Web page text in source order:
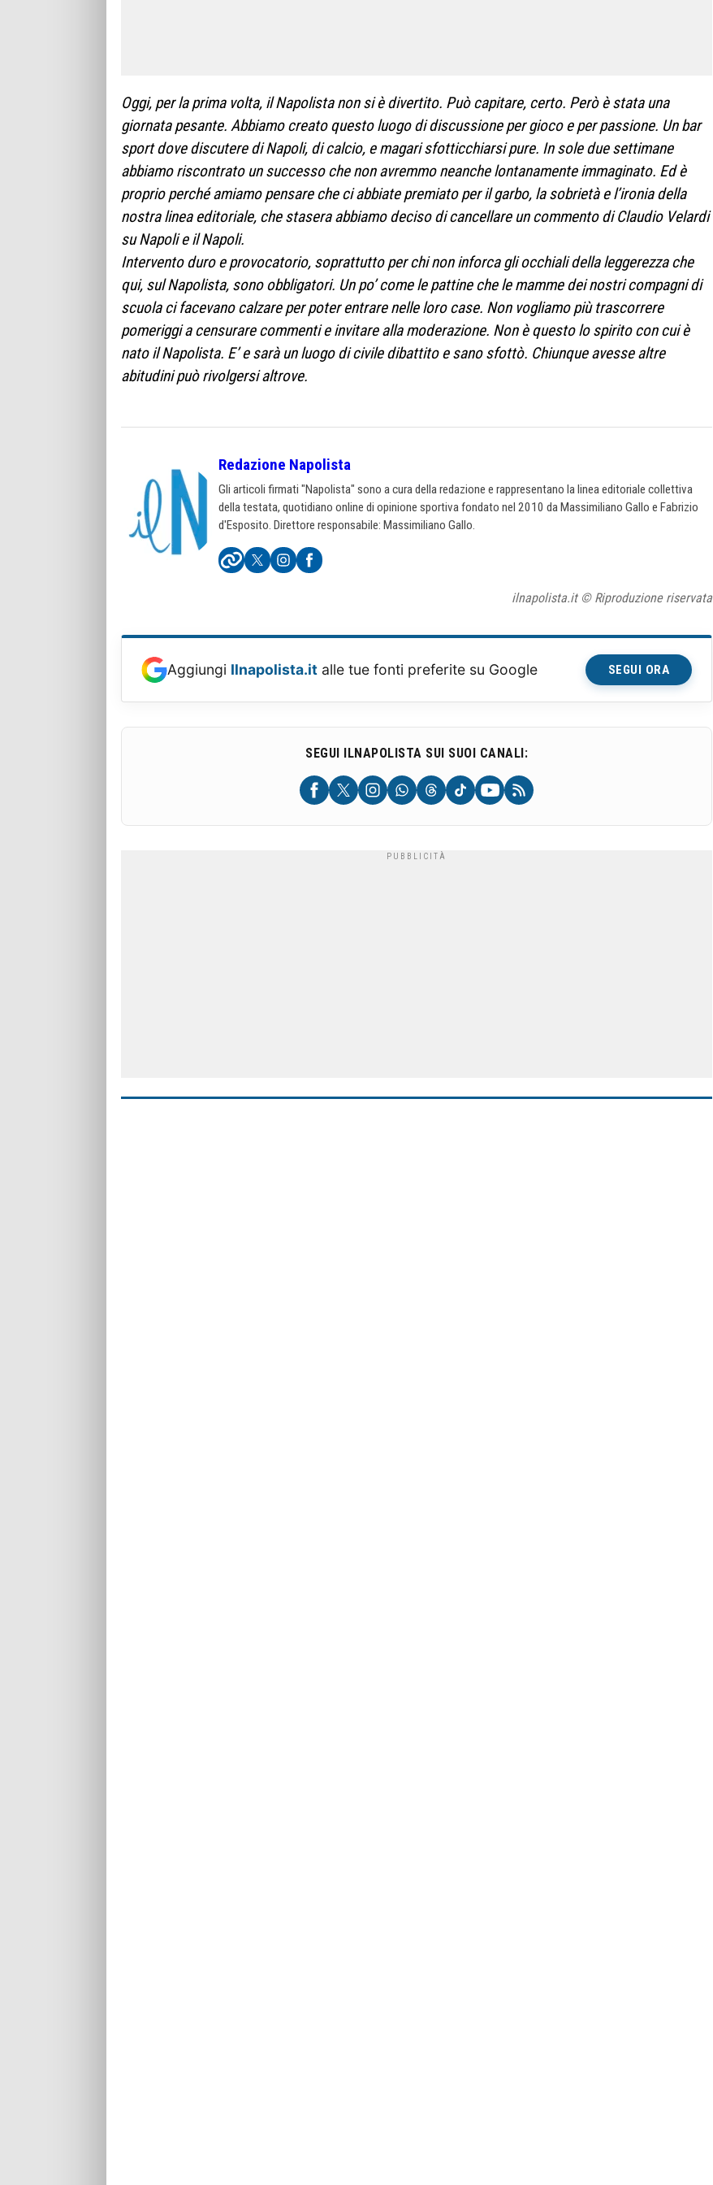
Oggi, per la prima volta, il Napolista non si è divertito. Può capitare, certo. Però è stata una
giornata pesante. Abbiamo creato questo luogo di discussione per gioco e per passione. Un bar
sport dove discutere di Napoli, di calcio, e magari sfotticchiarsi pure. In sole due settimane
abbiamo riscontrato un successo che non avremmo neanche lontanamente immaginato. Ed è
proprio perché amiamo pensare che ci abbiate premiato per il garbo, la sobrietà e l’ironia della
nostra linea editoriale, che stasera abbiamo deciso di cancellare un commento di Claudio Velardi
su Napoli e il Napoli.
Intervento duro e provocatorio, soprattutto per chi non inforca gli occhiali della leggerezza che
qui, sul Napolista, sono obbligatori. Un po’ come le pattine che le mamme dei nostri compagni di
scuola ci facevano calzare per poter entrare nelle loro case. Non vogliamo più trascorrere
pomeriggi a censurare commenti e invitare alla moderazione. Non è questo lo spirito con cui è
nato il Napolista. E’ e sarà un luogo di civile dibattito e sano sfottò. Chiunque avesse altre
abitudini può rivolgersi altrove.
Redazione Napolista
Gli articoli firmati "Napolista" sono a cura della redazione e rappresentano la linea editoriale collettiva
della testata, quotidiano online di opinione sportiva fondato nel 2010 da Massimiliano Gallo e Fabrizio
d'Esposito. Direttore responsabile: Massimiliano Gallo.
ilnapolista.it © Riproduzione riservata
Aggiungi Ilnapolista.it alle tue fonti preferite su Google SEGUI ORA
SEGUI ILNAPOLISTA SUI SUOI CANALI: